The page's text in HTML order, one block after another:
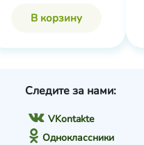
В корзину
Следите за нами:
VKontakte
Одноклассники